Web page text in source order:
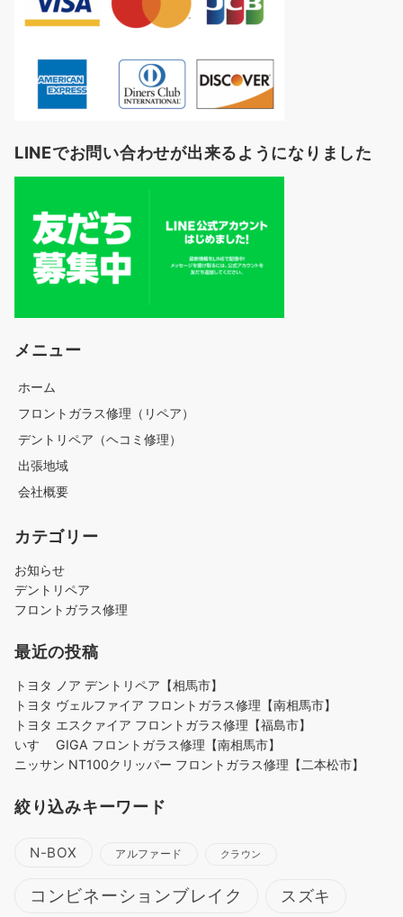
LINEでお問い合わせが出来るようになりました
メニュー
ホーム
フロントガラス修理（リペア）
デントリペア（ヘコミ修理）
出張地域
会社概要
カテゴリー
お知らせ
デントリペア
フロントガラス修理
最近の投稿
トヨタ ノア デントリペア【相馬市】
トヨタ ヴェルファイア フロントガラス修理【南相馬市】
トヨタ エスクァイア フロントガラス修理【福島市】
いすゞ GIGA フロントガラス修理【南相馬市】
ニッサン NT100クリッパー フロントガラス修理【二本松市】
絞り込みキーワード
N-BOX アルファード クラウン
コンビネーションブレイク スズキ